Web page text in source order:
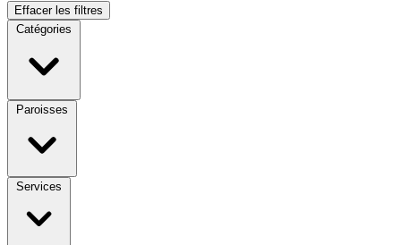
Effacer les filtres
Catégories
Paroisses
Services